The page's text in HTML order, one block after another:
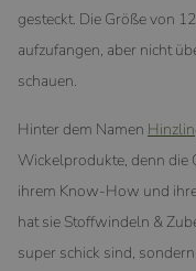
gesteckt. Die Größe von
aufzufangen, aber nicht
schauen.
Hinter dem Namen
Wickelprodukte, denn die
ihrem Know-How und
hat sie Stoffwindeln &
super schick sind,